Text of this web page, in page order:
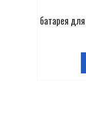
батарея